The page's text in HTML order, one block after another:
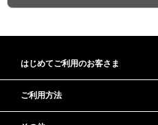
はじめてご利用のお客さま
ご利用方法